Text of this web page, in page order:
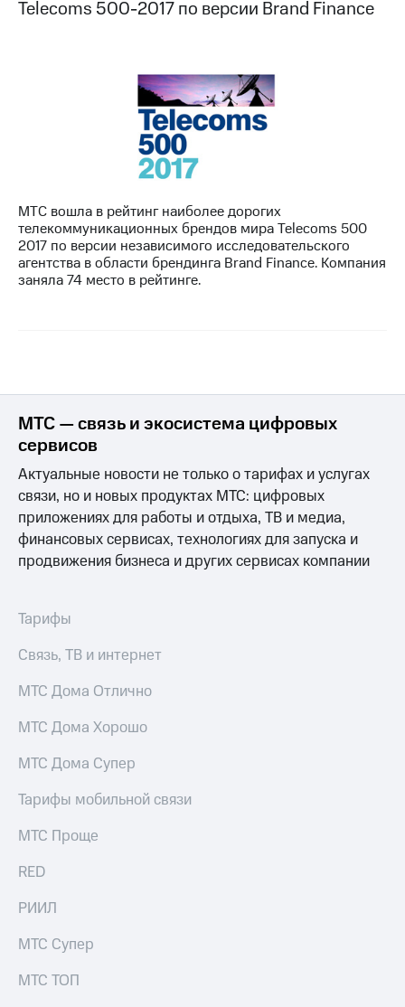
Telecoms 500-2017 по версии Brand Finance
МТС вошла в рейтинг наиболее дорогих
телекоммуникационных брендов мира Telecoms 500
2017 по версии независимого исследовательского
агентства в области брендинга Brand Finance. Компания
заняла 74 место в рейтинге.
МТС — связь и экосистема цифровых
сервисов
Актуальные новости не только о тарифах и услугах
связи, но и новых продуктах МТС: цифровых
приложениях для работы и отдыха, ТВ и медиа,
финансовых сервисах, технологиях для запуска и
продвижения бизнеса и других сервисах компании
Тарифы
Связь, ТВ и интернет
МТС Дома Отлично
МТС Дома Хорошо
МТС Дома Супер
Тарифы мобильной связи
МТС Проще
RED
РИИЛ
МТС Супер
МТС ТОП